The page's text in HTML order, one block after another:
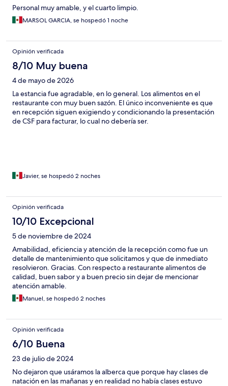
Personal muy amable, y el cuarto limpio.
MARSOL GARCIA, se hospedó 1 noche
Opinión verificada
8/10 Muy buena
4 de mayo de 2026
La estancia fue agradable, en lo general. Los alimentos en el
restaurante con muy buen sazón. El único inconveniente es que
en recepción siguen exigiendo y condicionando la presentación
de CSF para facturar, lo cual no debería ser.
Javier, se hospedó 2 noches
Opinión verificada
10/10 Excepcional
5 de noviembre de 2024
Amabilidad, eficiencia y atención de la recepción como fue un
detalle de mantenimiento que solicitamos y que de inmediato
resolvieron. Gracias. Con respecto a restaurante alimentos de
calidad, buen sabor y a buen precio sin dejar de mencionar
atención amable.
Manuel, se hospedó 2 noches
Opinión verificada
6/10 Buena
23 de julio de 2024
No dejaron que usáramos la alberca que porque hay clases de
natación en las mañanas y en realidad no había clases estuvo